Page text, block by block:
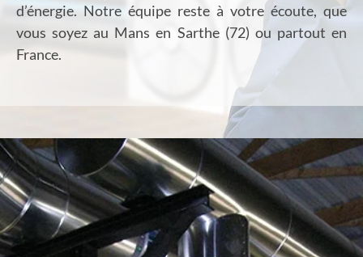
d’énergie. Notre équipe reste à votre écoute, que
vous soyez au Mans en Sarthe (72) ou partout en
France.